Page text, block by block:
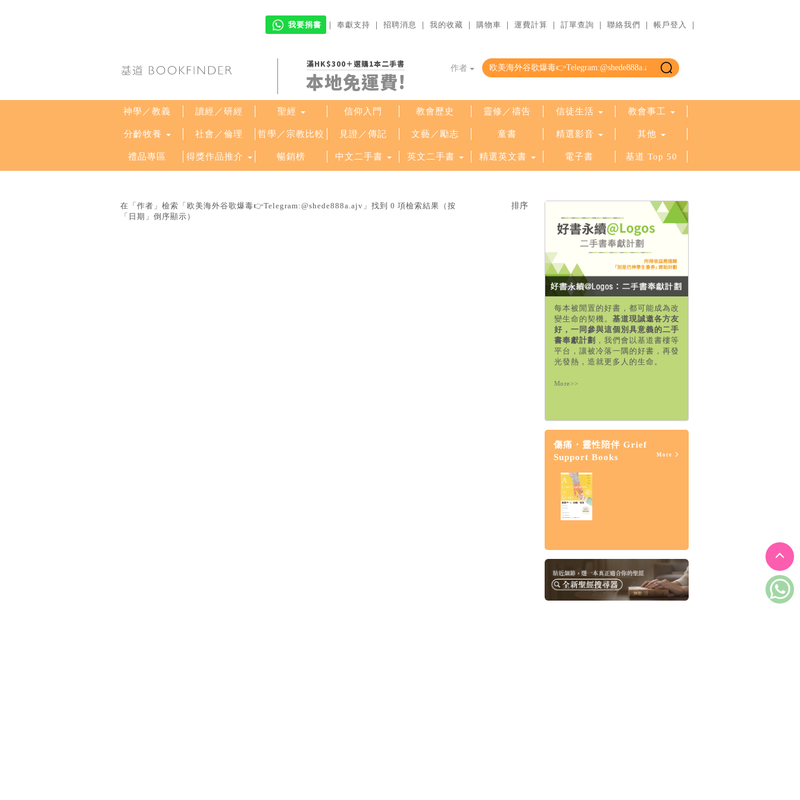
我要捐書 ｜ 奉獻支持 ｜ 招聘消息 ｜ 我的收藏 ｜ 購物車 ｜ 運費計算 ｜ 訂單查詢 ｜ 聯絡我們 ｜ 帳戶登入 ｜
滿HK$300＋選購1本二手書
本地免運費!
作者
神學／教義 讀經／研經 聖經 信仰入門 教會歷史 靈修／禱告 信徒生活 教會事工
分齡牧養 社會／倫理 哲學／宗教比較 見證／傳記 文藝／勵志 童書 精選影音 其他
禮品專區 得獎作品推介 暢銷榜 中文二手書 英文二手書 精選英文書 電子書 基道 Top 50
在「作者」檢索「欧美海外谷歌爆毒👉Telegram:@shede888a.ajv」找到 0 項檢索結果（按
「日期」倒序顯示）
每本被閒置的好書，都可能成為改
變生命的契機。 基道現誠邀各方友
好，一同參與這個別具意義的二手
書奉獻計劃 ，我們會以基道書樓等
平台，讓被冷落一隅的好書，再發
光發熱，造就更多人的生命。
More>>
傷痛・靈性陪伴 Grief
Support Books
More
與楊腓力一起學習陪
伴受苦者
HK$96 $101